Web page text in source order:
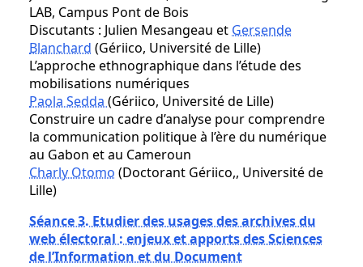
LAB, Campus Pont de Bois
Discutants : Julien Mesangeau et Gersende
Blanchard (Gériico, Université de Lille)
L’approche ethnographique dans l’étude des
mobilisations numériques
Paola Sedda (Gériico, Université de Lille)
Construire un cadre d’analyse pour comprendre
la communication politique à l’ère du numérique
au Gabon et au Cameroun
Charly Otomo (Doctorant Gériico,, Université de
Lille)
Séance 3. Etudier des usages des archives du
web électoral : enjeux et apports des Sciences
de l’Information et du Document